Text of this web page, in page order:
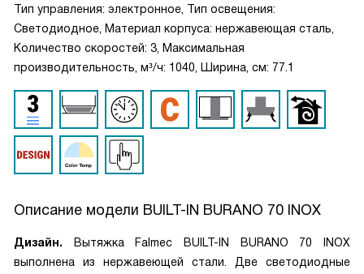
Тип управления: электронное, Тип освещения:
Светодиодное, Материал корпуса: нержавеющая сталь,
Количество скоростей: 3, Максимальная
производительность, м³/ч: 1040, Ширина, см: 77.1
Описание модели BUILT-IN BURANO 70 INOX
Дизайн. Вытяжка Falmec BUILT-IN BURANO 70 INOX
выполнена из нержавеющей стали. Две светодиодные